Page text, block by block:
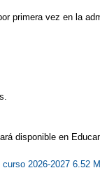
primera vez en la
disponible en
2026-2027 6.52